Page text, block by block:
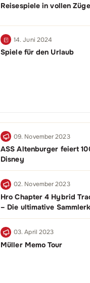
Reisespiele in vollen
14. Juni 2024
Spiele für den Urlaub
09. November 2023
ASS Altenburger feiert
Disney
02. November 2023
Hro Chapter 4 Hybrid
– Die ultimative
03. April 2023
Müller Memo Tour